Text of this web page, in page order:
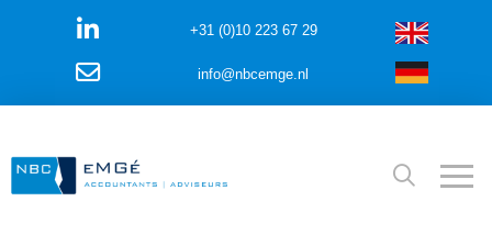
+31 (0)10 223 67 29
info@nbcemge.nl